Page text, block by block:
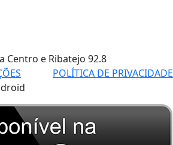
Centro e Ribatejo 92.8
POLÍTICA DE PRIVACIDADE